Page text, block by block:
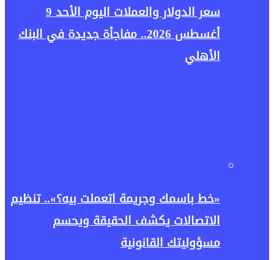
سعر الدولار والعملات اليوم الأحد 9
أغسطس 2026.. مفاجأة جديدة في البنك
الأهلي
«خط باسمك وجريمة اتعملت بيه؟».. تنظيم
الاتصالات يكشف الحقيقة ويحسم
مسؤوليتك القانونية